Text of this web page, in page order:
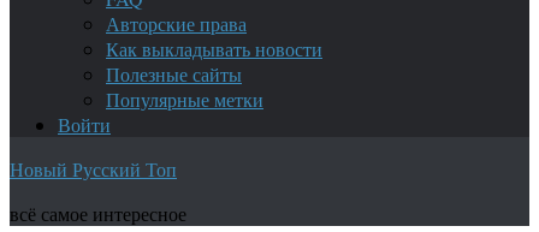
Авторские права
Как выкладывать новости
Полезные сайты
Популярные метки
Войти
Новый Русский Топ
всё самое интересное